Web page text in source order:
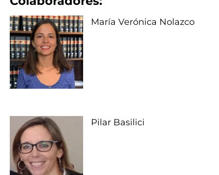
María Verónica Nolazco
Pilar Basilici